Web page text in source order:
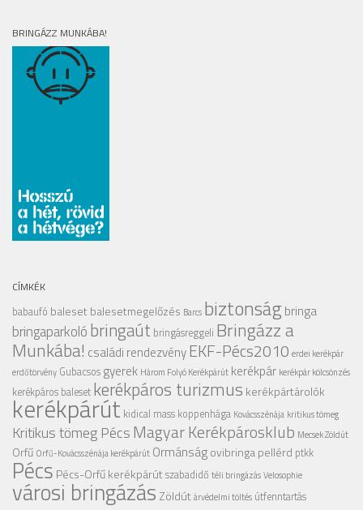
BRINGÁZZ MUNKÁBA!
CÍMKÉK
babaufó balesetbalesetmegelőzés Barcs biztonságbringa
bringaparkolóbringaút bringásreggeli Bringázz a
Munkába! családi rendezvényEKF-Pécs2010 erdei kerékpár
erdőtörvény Gubacsos gyerek Három Folyó Kerékpárút kerékpár kerékpár kölcsönzés
kerékpáros baleset kerékpáros turizmus kerékpártárolók
kerékpárút kidical mass koppenhága Kovácsszénája kritikus tömeg
Kritikus tömeg PécsMagyar Kerékpárosklub Mecsek Zöldút
Orfű Orfű-Kovácsszénája kerékpárút Ormánságovibringapellérd ptkk
Pécs Pécs-Orfű kerékpárútszabadidő téli bringázásVelosophie
városi bringázás Zöldútárvédelmi töltés útfenntartás